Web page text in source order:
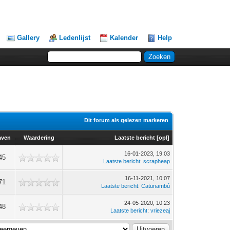
Gallery Ledenlijst Kalender Help
Dit forum als gelezen markeren
Waardering Laatste bericht [opl]
16-01-2023, 19:03
Laatste bericht:scrapheap
16-11-2021, 10:07
Laatste bericht:Catunambú
24-05-2020, 10:23
Laatste bericht:vriezeaj